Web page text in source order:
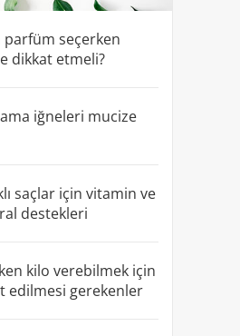
parfüm seçerken
dikkat etmeli?
iğneleri mucize
saçlar için vitamin ve
destekleri
kilo verebilmek için
edilmesi gerekenler